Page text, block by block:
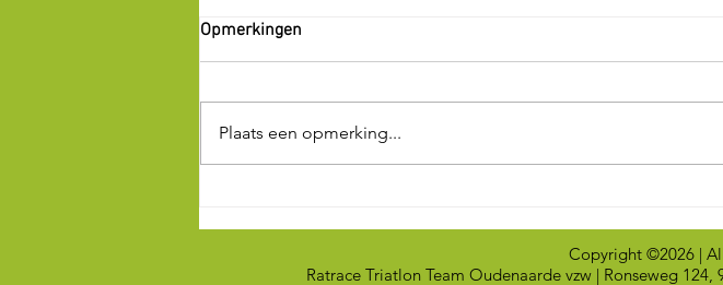
Opmerkingen
Plaats een opmerking...
Copyright ©2026 |
Ratrace Triatlon Team Oudenaarde vzw | Ronseweg